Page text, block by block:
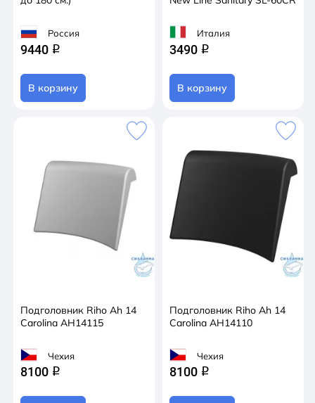
Россия
9440 q
В корзину
Италия
3490 q
В корзину
Подголовник Riho Ah 14
Carolina AH14115
Чехия
8100 q
Подголовник Riho Ah 14
Carolina AH14110
Чехия
8100 q